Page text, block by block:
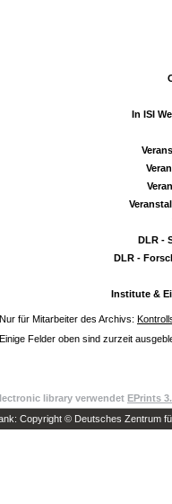
In ISI
DLR -
DLR -
Institute &
Nur für Mitarbeiter des Archivs:
Einige Felder oben sind zurzeit
library verwendet EPrints
Copyright © Deutsches Zentrum